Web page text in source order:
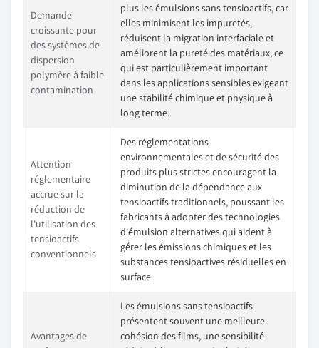
Demande
croissante pour
des systèmes de
dispersion
polymère à faible
contamination
plus les émulsions sans tensioactifs, car
elles minimisent les impuretés,
réduisent la migration interfaciale et
améliorent la pureté des matériaux, ce
qui est particulièrement important
dans les applications sensibles exigeant
une stabilité chimique et physique à
long terme.
Attention
réglementaire
accrue sur la
réduction de
l'utilisation des
tensioactifs
conventionnels
Des réglementations
environnementales et de sécurité des
produits plus strictes encouragent la
diminution de la dépendance aux
tensioactifs traditionnels, poussant les
fabricants à adopter des technologies
d'émulsion alternatives qui aident à
gérer les émissions chimiques et les
substances tensioactives résiduelles en
surface.
Avantages de
Les émulsions sans tensioactifs
présentent souvent une meilleure
cohésion des films, une sensibilité